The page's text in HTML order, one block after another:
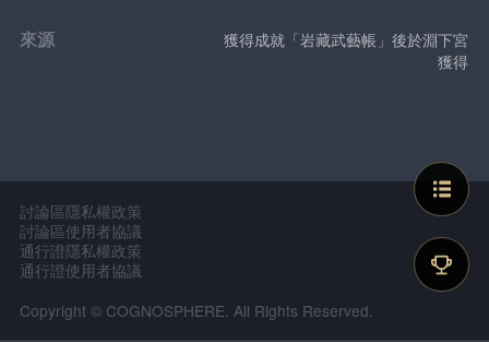
來源
獲得成就「岩藏武藝帳」後於淵下宮
獲得
討論區隱私權政策
討論區使用者協議
通行證隱私權政策
通行證使用者協議
Copyright © COGNOSPHERE. All Rights Reserved.